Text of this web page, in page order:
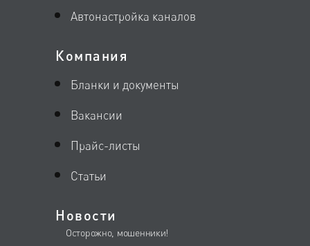
Автонастройка каналов
Компания
Бланки и документы
Вакансии
Прайс-листы
Статьи
Новости
Осторожно, мошенники!